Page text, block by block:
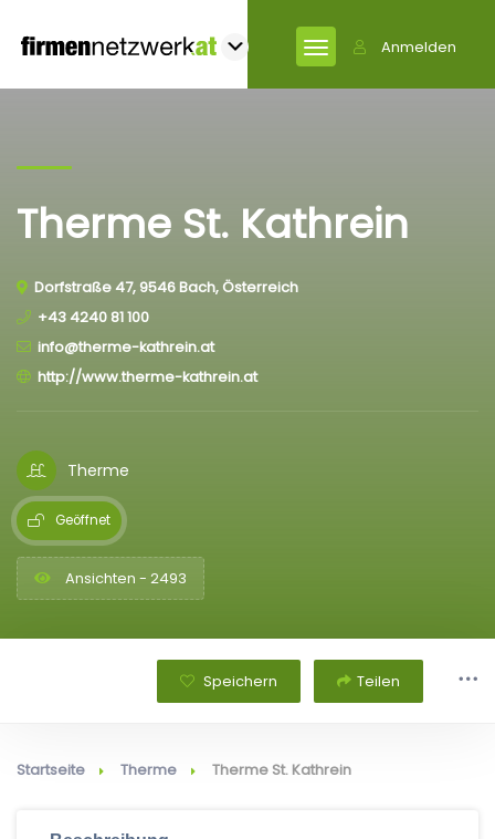
Anmelden
Therme St. Kathrein
Dorfstraße 47, 9546 Bach, Österreich
+43 4240 81 100
info@therme-kathrein.at
http://www.therme-kathrein.at
Therme
Geöffnet
Ansichten - 2493
Speichern Teilen
Startseite Therme Therme St. Kathrein